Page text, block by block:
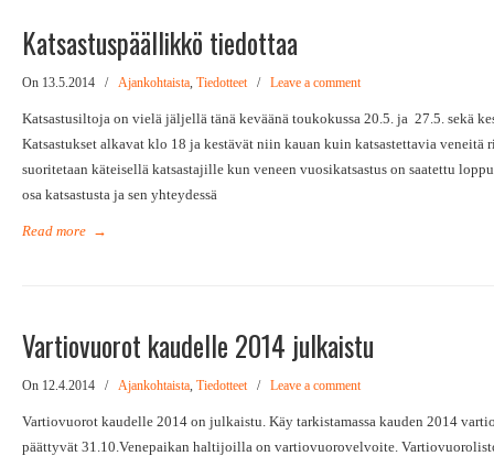
Katsastuspäällikkö tiedottaa
On 13.5.2014 / Ajankohtaista, Tiedotteet / Leave a comment
Katsastusiltoja on vielä jäljellä tänä keväänä toukokussa 20.5. ja 27.5. sekä
Katsastukset alkavat klo 18 ja kestävät niin kauan kuin katsastettavia veneitä
suoritetaan käteisellä katsastajille kun veneen vuosikatsastus on saatettu
osa katsastusta ja sen yhteydessä
Read more →
Vartiovuorot kaudelle 2014 julkaistu
On 12.4.2014 / Ajankohtaista, Tiedotteet / Leave a comment
Vartiovuorot kaudelle 2014 on julkaistu. Käy tarkistamassa kauden 2014
päättyvät 31.10.Venepaikan haltijoilla on vartiovuorovelvoite.